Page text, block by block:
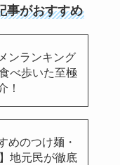
事がおすすめ
ンランキング
べ歩いた至極
！
めのつけ麺・
地元民が徹底